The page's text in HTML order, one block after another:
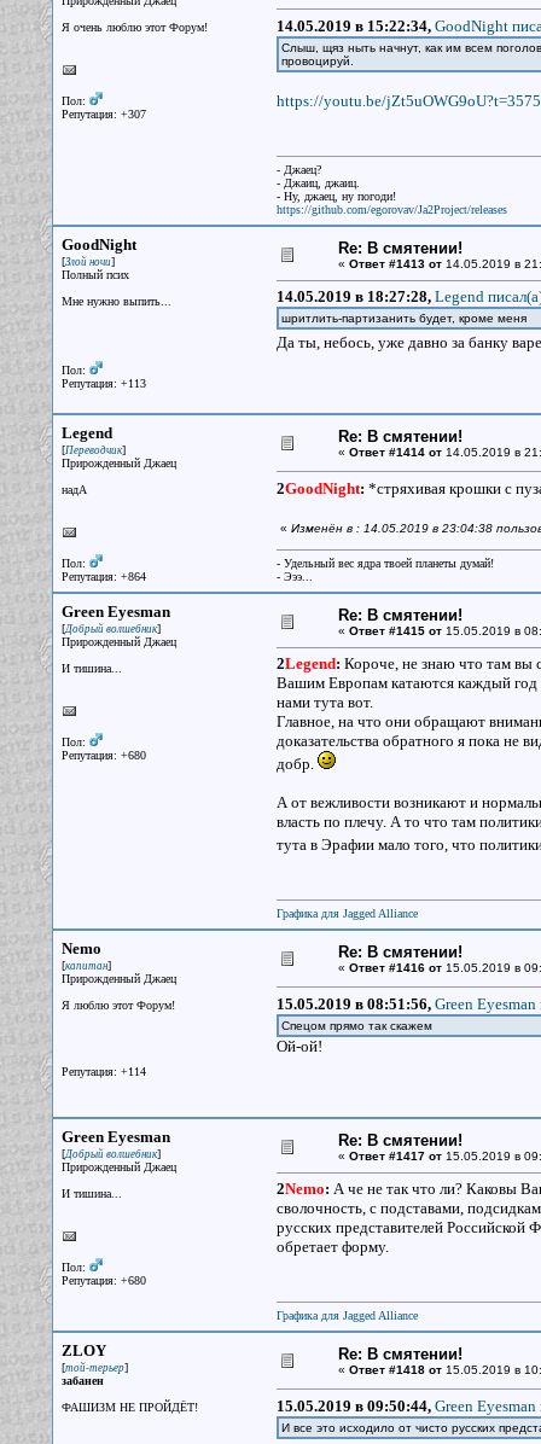
Я очень люблю этот Форум!
Пол:
Репутация: +307
14.05.2019 в 15:22:34, GoodNight
Слыш, щяз ныть начнут, как им всем
провоцируй.
https://youtu.be/jZt5uOWG9oU?t=3575
- Джаец?
- Джаиц, джаиц.
- Ну, джаец, ну погоди!
https://github.com/egorovav/Ja2Project/releases
GoodNight
[Злой ночи]
Полный псих
Мне нужно выпить...
Пол:
Репутация: +113
Re: В смятении!
« Ответ #1413 от14.05.2019 в
14.05.2019 в 18:27:28, Legend
шритлить-партизанить будет, кроме меня
Да ты, небось, уже давно за банку
Legend
[Переводчик]
Прирожденный Джаец
надА
Пол:
Репутация: +864
Re: В смятении!
« Ответ #1414 от14.05.2019 в
2GoodNight: *стряхивая крошки с
« Изменён в : 14.05.2019 в 23:04:38
- Удельный вес ядра твоей планеты думай!
- Эээ...
Green Eyesman
[Добрый волшебник]
Прирожденный Джаец
И тишина...
Пол:
Репутация: +680
Re: В смятении!
« Ответ #1415 от15.05.2019 в
2Legend: Короче, не знаю что там вы
Вашим Европам катаются каждый год
нами тута вот.
Главное, на что они обращают
доказательства обратного я пока не
добр.
А от вежливости возникают и
власть по плечу. А то что там
тута в Эрафии мало того, что
Графика для Jagged Alliance
Nemo
[капитан]
Прирожденный Джаец
Я люблю этот Форум!
Репутация: +114
Re: В смятении!
« Ответ #1416 от15.05.2019 в
15.05.2019 в 08:51:56, Green Eyesman
Спецом прямо так скажем
Ой-ой!
Green Eyesman
[Добрый волшебник]
Прирожденный Джаец
И тишина...
Пол:
Репутация: +680
Re: В смятении!
« Ответ #1417 от15.05.2019 в
2Nemo: А че не так что ли? Каковы
сволочность, с подставами,
русских представителей Российской
обретает форму.
Графика для Jagged Alliance
ZLOY
[той-терьер]
забанен
ФАШИЗМ НЕ ПРОЙДЁТ!
Re: В смятении!
« Ответ #1418 от15.05.2019 в
15.05.2019 в 09:50:44, Green Eyesman
И все это исходило от чисто русских